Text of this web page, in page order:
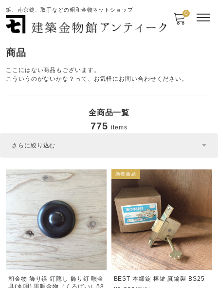
鋲、南京錠、取手などの昭和金物ネットショップ 0
商品
ここにはない商品もございます。
こういうのがないかな？って、お気軽にお問い合わせください。
全商品一覧
775 items
さらに絞り込む
和金物 飾り鋲 釘隠し 飾り釘 唄金
新着商品
BEST 本締錠 棒鍵 真鍮製 BS25